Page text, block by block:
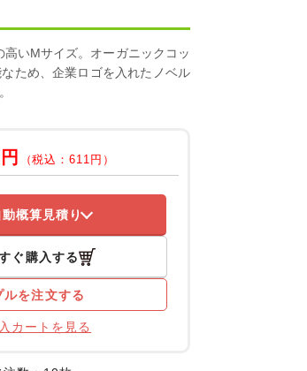
いMサイズ。オーガニックコッ
ため、企業ロゴを入れたノベル
（税込：611円）
動概算見積り
ぐ購入する
ルを注文する
カートを見る